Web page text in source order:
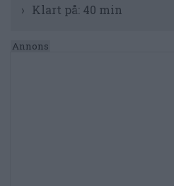
Klart på: 40 min